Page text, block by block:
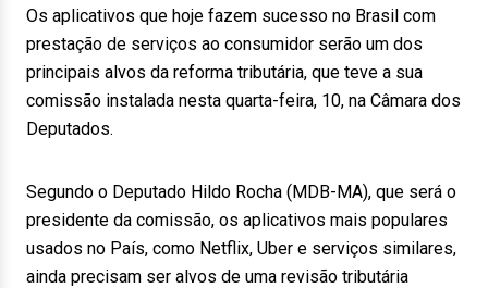
Os aplicativos que hoje fazem sucesso no Brasil com
prestação de serviços ao consumidor serão um dos
principais alvos da reforma tributária, que teve a sua
comissão instalada nesta quarta-feira, 10, na Câmara dos
Deputados.
Segundo o Deputado Hildo Rocha (MDB-MA), que será o
presidente da comissão, os aplicativos mais populares
usados no País, como Netflix, Uber e serviços similares,
ainda precisam ser alvos de uma revisão tributária